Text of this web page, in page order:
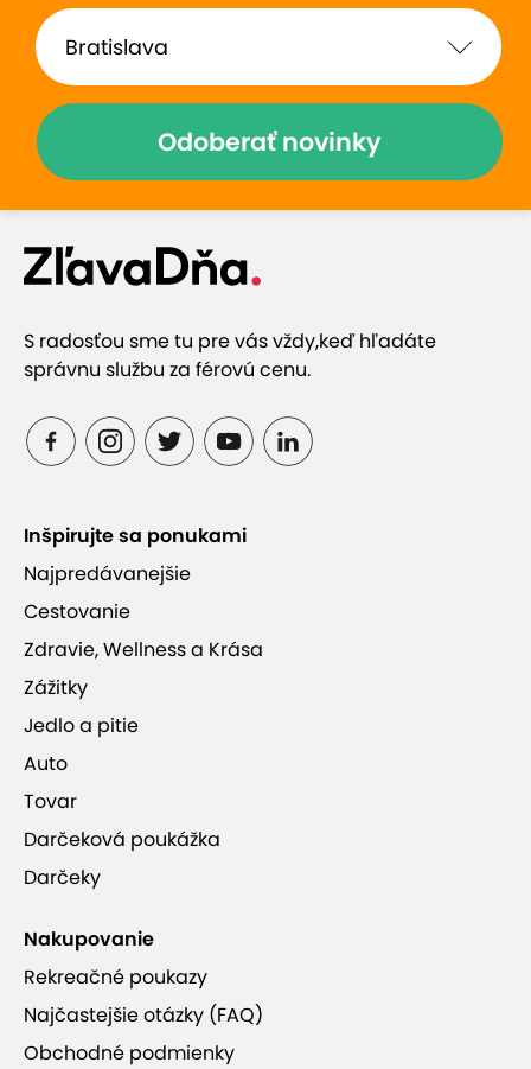
Odoberať novinky
S radosťou sme tu pre vás vždy,keď hľadáte
správnu službu za férovú cenu.
Inšpirujte sa ponukami
Najpredávanejšie
Cestovanie
Zdravie, Wellness a Krása
Zážitky
Jedlo a pitie
Auto
Tovar
Darčeková poukážka
Darčeky
Nakupovanie
Rekreačné poukazy
Najčastejšie otázky (FAQ)
Obchodné podmienky